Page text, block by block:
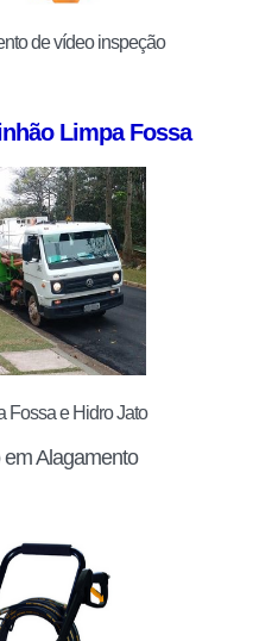
de vídeo inspeção
Limpa Fossa
Fossa e Hidro Jato
Alagamento